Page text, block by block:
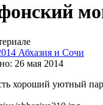
Абхазия и Сочи
26 мая 2014
хороший уютный